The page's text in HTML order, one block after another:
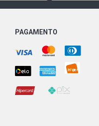
FLEX (2004 -
MONTANA
FLEX (2004 -
PAGAMENTO